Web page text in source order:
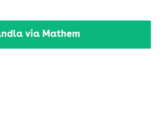
via Mathem